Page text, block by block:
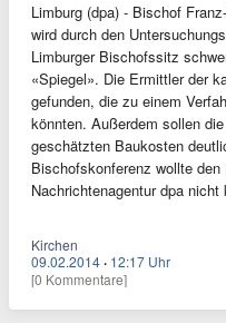
Limburg (dpa) - Bischof
wird durch den
Limburger Bischofssitz
«Spiegel». Die Ermittler der
gefunden, die zu einem
könnten. Außerdem sollen
geschätzten Baukosten
Bischofskonferenz wollte
Nachrichtenagentur dpa nicht
Kirchen
09.02.2014 · 12:17 Uhr
[0 Kommentare]